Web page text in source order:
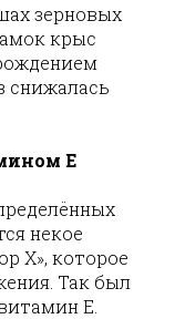
зерновых
крыс
снижалась
E
некое
X», которое
Так был
E.